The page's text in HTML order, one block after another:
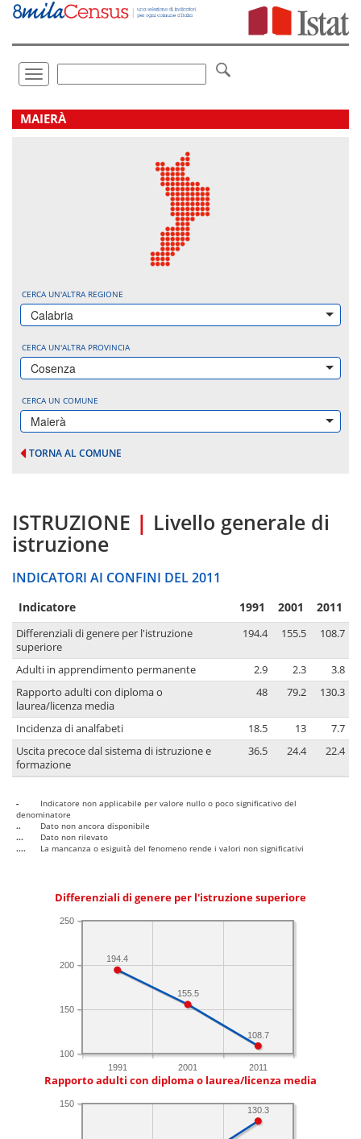
Vai
direttamente
Toggle
navigation
.
MAIERÀ
CERCA UN'ALTRA REGIONE
Calabria
CERCA UN'ALTRA PROVINCIA
Cosenza
CERCA UN COMUNE
Maierà
TORNA AL COMUNE
ISTRUZIONE | Livello generale di
istruzione
INDICATORI AI CONFINI DEL 2011
Indicatore 1991 2001 2011
Differenziali di genere per l'istruzione
superiore
194.4 155.5 108.7
Adulti in apprendimento permanente 2.9 2.3
3.8
Rapporto adulti con diploma o
laurea/licenza media
48 79.2 130.3
Incidenza di analfabeti 18.5 13
7.7
Uscita precoce dal sistema di istruzione e
formazione
36.5 24.4 22.4
-
Indicatore non applicabile per valore nullo o poco significativo del
denominatore
..
Dato non ancora disponibile
...
Dato non rilevato
....
La mancanza o esiguità del fenomeno rende i valori non significativi
Differenziali di genere per l'istruzione superiore
1991 2001 2011
100
150
200
250
108.7
155.5
194.4
Rapporto adulti con diploma o laurea/licenza media
150
130.3